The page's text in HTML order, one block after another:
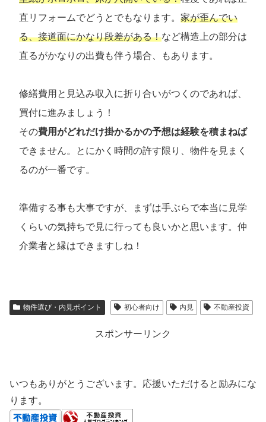
直リフォームでどうとでもなります。 家が歪んでい
る、接道面にかなり段差がある！など構造上の部分は
直るがかなりの出費も伴う場合、もあります。
修繕費用と見込み収入に折り合いがつくのであれば、
買付に進みましょう！
その費用がどれだけ掛かるかの予想は経験を積まねば
できません。とにかく時間の許す限り、物件を見まく
るのが一番です。
準備する事も大事ですが、まずは手ぶらで本当に見学
くらいの気持ちで見に行っても良いかと思います。仲
介業者と縁はできますしね！
物件選び・内見ポイント 初心者向け 内見 不動産投資
スポンサーリンク
いつもありがとうございます。応援いただけると励みにな
ります。